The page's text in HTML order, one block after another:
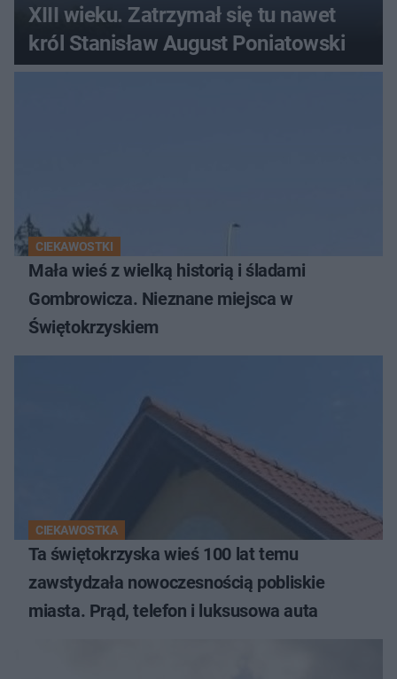
XIII wieku. Zatrzymał się tu nawet
król Stanisław August Poniatowski
CIEKAWOSTKI
Mała wieś z wielką historią i śladami
Gombrowicza. Nieznane miejsca w
Świętokrzyskiem
CIEKAWOSTKA
Ta świętokrzyska wieś 100 lat temu
zawstydzała nowoczesnością pobliskie
miasta. Prąd, telefon i luksusowa auta